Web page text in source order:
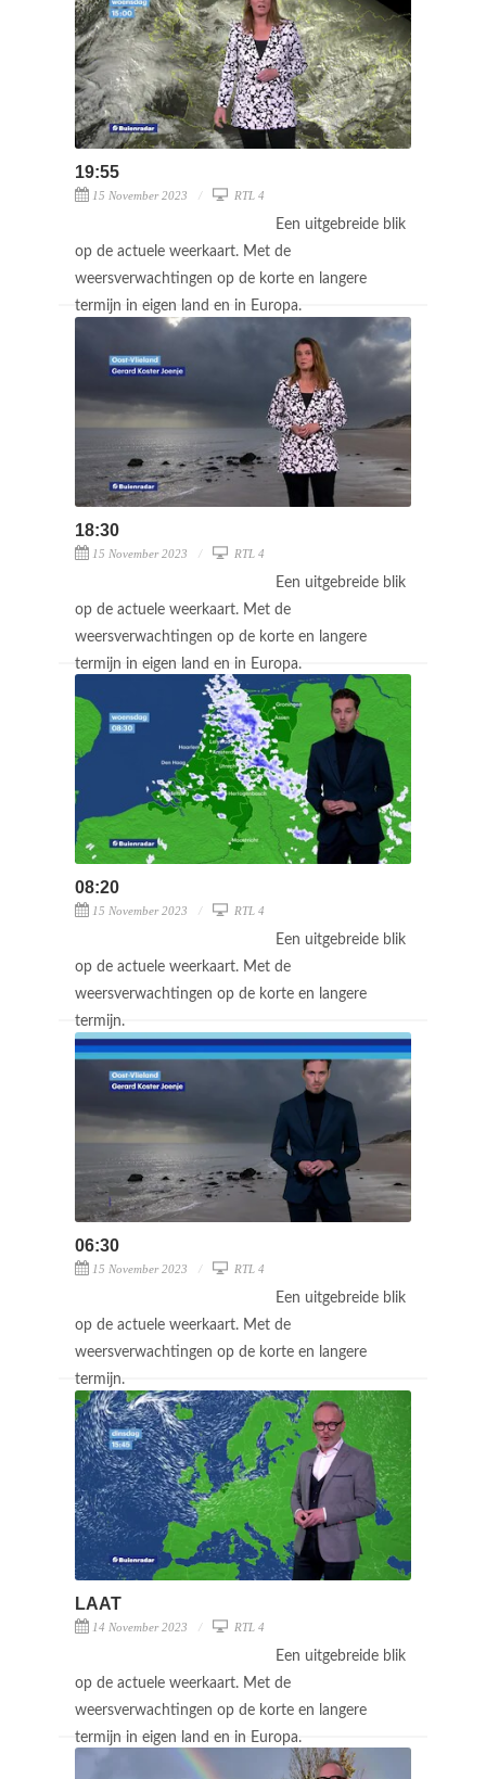
19:55
15 November 2023 RTL 4
Een uitgebreide blik
op de actuele weerkaart. Met de
weersverwachtingen op de korte en langere
termijn in eigen land en in Europa.
18:30
15 November 2023 RTL 4
Een uitgebreide blik
op de actuele weerkaart. Met de
weersverwachtingen op de korte en langere
termijn in eigen land en in Europa.
08:20
15 November 2023 RTL 4
Een uitgebreide blik
op de actuele weerkaart. Met de
weersverwachtingen op de korte en langere
termijn.
06:30
15 November 2023 RTL 4
Een uitgebreide blik
op de actuele weerkaart. Met de
weersverwachtingen op de korte en langere
termijn.
LAAT
14 November 2023 RTL 4
Een uitgebreide blik
op de actuele weerkaart. Met de
weersverwachtingen op de korte en langere
termijn in eigen land en in Europa.